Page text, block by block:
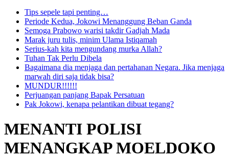
Tips sepele tapi penting…
Periode Kedua, Jokowi Menanggung Beban Ganda
Semoga Prabowo warisi takdir Gadjah Mada
Marak juru tulis, minim Ulama Istiqamah
Serius-kah kita mengundang murka Allah?
Tuhan Tak Perlu Dibela
Bagaimana dia menjaga dan pertahanan Negara. Jika menjaga
marwah diri saja tidak bisa?
MUNDUR!!!!!!
Perjuangan panjang Bapak Persatuan
Pak Jokowi, kenapa pelantikan dibuat tegang?
MENANTI POLISI
MENANGKAP MOELDOKO